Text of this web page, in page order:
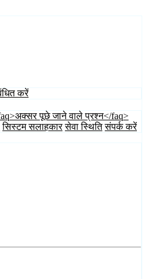
करें
पूछे जाने वाले प्रश्न</faq>
सिस्टम सलाहकार सेवा स्थिति संपर्क करें